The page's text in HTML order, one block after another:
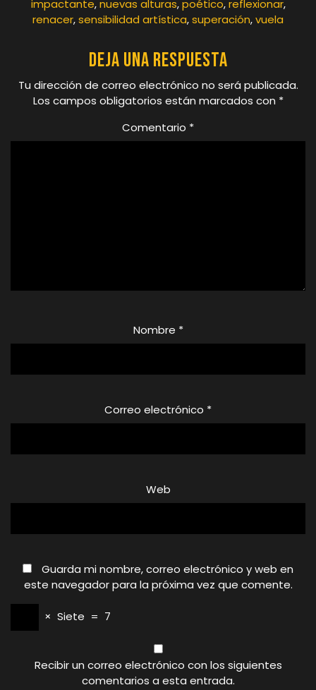
impactante,nuevas alturas,poético,reflexionar,
renacer,sensibilidad artística,superación,vuela
Deja una respuesta
Tu dirección de correo electrónico no será publicada.
Los campos obligatorios están marcados con *
Comentario *
Nombre *
Correo electrónico *
Web
Guarda mi nombre, correo electrónico y web en
este navegador para la próxima vez que comente.
× Siete = 7
Recibir un correo electrónico con los siguientes
comentarios a esta entrada.